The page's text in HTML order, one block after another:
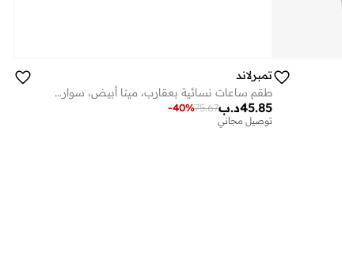
تمبرلاند
طقم ساعات نسائية بعقارب، مينا أبيض، سوار أسود بني فضي، مم
د.ب45.85
75.67
-40%
توصيل مجاني